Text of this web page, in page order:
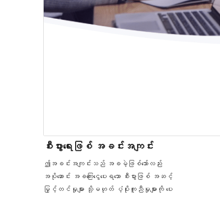
စီးပွားရေးဖြစ် အခင်းအကျင်း
ဤအခင်းအကျင်းသည် အခမဲ့ဖြစ်သော်လည်း
အပိုဆောင်း အခကြေးငွေပေးရသော စီးပွားဖြစ် အဆင့်
မြှင့်တင်မှုများ သို့မဟုတ် ပံ့ပိုးကူညီမှုများကို ပေး